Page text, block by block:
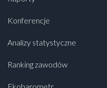
Konferencje
Analizy statystyczne
Ranking zawodów